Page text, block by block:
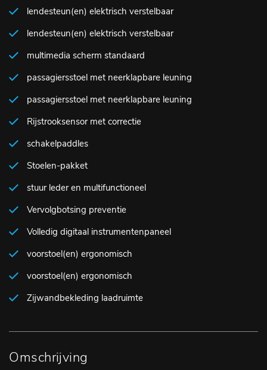
lendesteun(en) elektrisch verstelbaar
lendesteun(en) elektrisch verstelbaar
multimedia scherm standaard
passagiersstoel met neerklapbare leuning
passagiersstoel met neerklapbare leuning
Rijstrooksensor met correctie
schakelpaddles
Stoelen-pakket
stuur leder en multifunctioneel
Vervolgbotsing preventie
Volledig digitaal instrumentenpaneel
voorstoel(en) ergonomisch
voorstoel(en) ergonomisch
Zijwandbekleding laadruimte
Omschrijving